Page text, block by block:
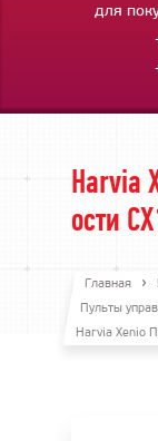
для
Harvia
ости
Главная
Пульты
Harvia Xenio